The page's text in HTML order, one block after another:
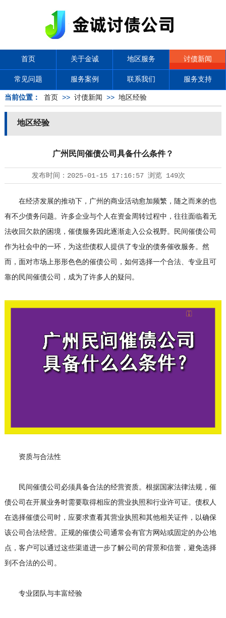
首页 关于金诚 地区服务 讨债新闻
常见问题 服务案例 联系我们 服务支持
当前位置： 首页 >> 讨债新闻 >> 地区经验
地区经验
广州民间催债公司具备什么条件？
发布时间： 2025-01-15 17:16:57浏览 149次
在经济发展的推动下，广州的商业活动愈加频繁，随之而来的也
有不少债务问题。许多企业与个人在资金周转过程中，往往面临着无
法收回欠款的困境，催债服务因此逐渐走入公众视野。民间催债公司
作为社会中的一环，为这些债权人提供了专业的债务催收服务。然
而，面对市场上形形色色的催债公司，如何选择一个合法、专业且可
靠的民间催债公司，成为了许多人的疑问。
资质与合法性
民间催债公司必须具备合法的经营资质。根据国家法律法规，催
债公司在开展业务时需要取得相应的营业执照和行业许可证。债权人
在选择催债公司时，应要求查看其营业执照和其他相关证件，以确保
该公司合法经营。正规的催债公司通常会有官方网站或固定的办公地
点，客户可以通过这些渠道进一步了解公司的背景和信誉，避免选择
到不合法的公司。
专业团队与丰富经验